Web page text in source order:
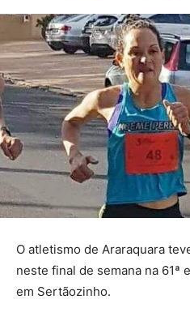
O atletismo de Araraquara
neste final de semana na 61ª
em Sertãozinho.